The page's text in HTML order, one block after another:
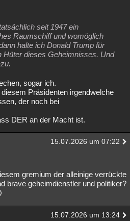
seit 1947 ein
Raumschiff und womöglich
halte ich Donald Trump für
Hüter dieses Geheimnisses. Und
sogar ich.
Präsidenten irgendwelche
der noch bei
DER an der Macht ist.
15.07.2026 um 07:22
gremium der alleinige verrückte
brave geheimdienstler und politiker?
15.07.2026 um 13:24